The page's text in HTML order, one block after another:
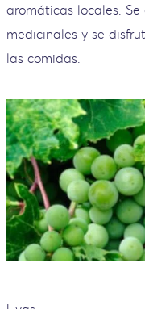
aromáticas locales.
medicinales y se
las comidas.